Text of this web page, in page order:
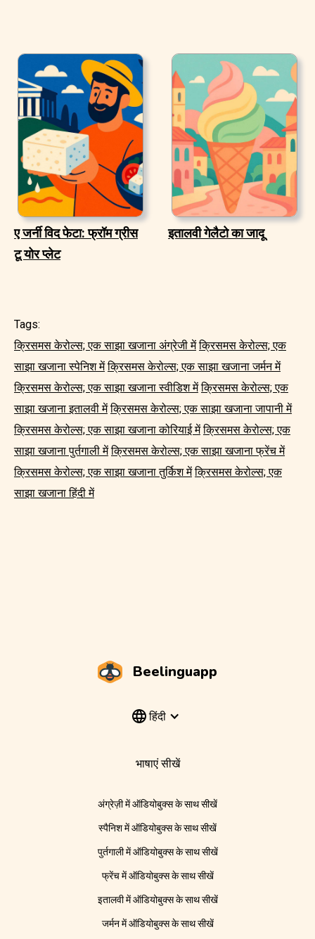
ए जर्नी विद फेटा: फ्रॉम ग्रीस
टू योर प्लेट
इतालवी गेलैटो का जादू
Tags:
क्रिसमस केरोल्स; एक साझा खजाना अंग्रेजी में क्रिसमस केरोल्स; एक
साझा खजाना स्पेनिश में क्रिसमस केरोल्स; एक साझा खजाना जर्मन में
क्रिसमस केरोल्स; एक साझा खजाना स्वीडिश में क्रिसमस केरोल्स; एक
साझा खजाना इतालवी में क्रिसमस केरोल्स; एक साझा खजाना जापानी में
क्रिसमस केरोल्स; एक साझा खजाना कोरियाई में क्रिसमस केरोल्स; एक
साझा खजाना पुर्तगाली में क्रिसमस केरोल्स; एक साझा खजाना फ्रेंच में
क्रिसमस केरोल्स; एक साझा खजाना तुर्किश में क्रिसमस केरोल्स; एक
साझा खजाना हिंदी में
Beelinguapp
हिंदी
भाषाएं सीखें
अंग्रेज़ी में ऑडियोबुक्स के साथ सीखें
स्पैनिश में ऑडियोबुक्स के साथ सीखें
पुर्तगाली में ऑडियोबुक्स के साथ सीखें
फ्रेंच में ऑडियोबुक्स के साथ सीखें
इतालवी में ऑडियोबुक्स के साथ सीखें
जर्मन में ऑडियोबुक्स के साथ सीखें